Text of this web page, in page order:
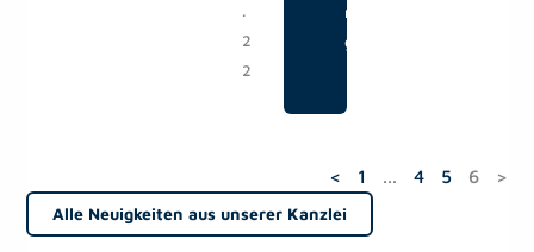
.
2
2
n
g
< 1 ... 4 5 6 >
Alle Neuigkeiten aus unserer Kanzlei